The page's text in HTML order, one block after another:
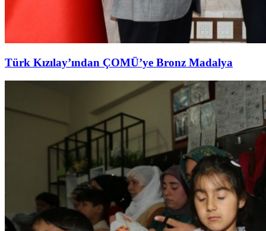
Türk Kızılay’ından ÇOMÜ’ye Bronz Madalya